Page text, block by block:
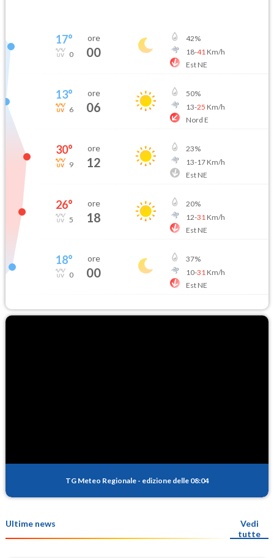
17°
0
ore
00
42%
18-41 Km/h
Est NE
13°
6
ore
06
50%
13-25 Km/h
Nord E
30°
9
ore
12
23%
13-17Km/h
Est NE
26°
5
ore
18
20%
12-31 Km/h
Est NE
18°
0
ore
00
37%
10-31 Km/h
Est NE
TG Meteo Regionale - edizione delle 08:04
Ultime news
Vedi
tutte